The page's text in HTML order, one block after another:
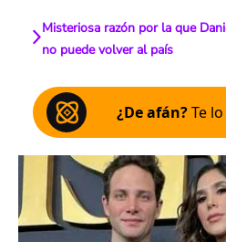
Misteriosa razón por la que
no puede volver al país
¿De afán?Te